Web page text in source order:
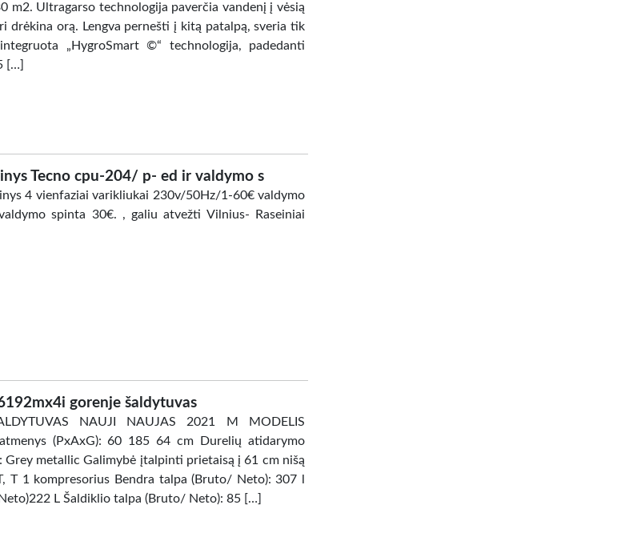
m2. Ultragarso technologija paverčia vandenį į vėsią
drėkina orą. Lengva pernešti į kitą patalpą, sveria tik
„HygroSmart ©“ technologija, padedanti
[…]
Tecno cpu-204/ p- ed ir valdymo s
4 vienfaziai varikliukai 230v/50Hz/1-60€ valdymo
spinta 30€. , galiu atvežti Vilnius- Raseiniai
gorenje šaldytuvas
NAUJI NAUJAS 2021 M MODELIS
(PxAxG): 60 185 64 cm Durelių atidarymo
Grey metallic Galimybė įtalpinti prietaisą į 61 cm nišą
T 1 kompresorius Bendra talpa (Bruto/ Neto): 307 l
L Šaldiklio talpa (Bruto/ Neto): 85 […]